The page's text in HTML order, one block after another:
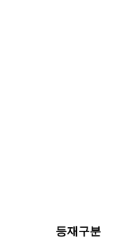
등재구분